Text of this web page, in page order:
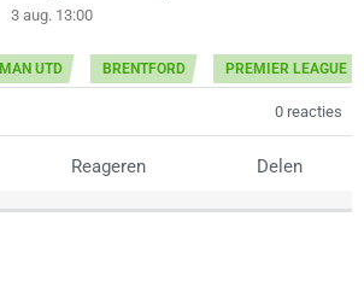
3 aug. 13:00
MAN UTD BRENTFORD PREMIER LEAGUE
0 reacties
Reageren Delen